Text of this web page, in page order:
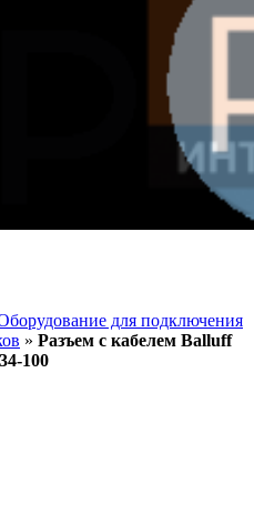
для подключения
» Разъем с кабелем Balluff
100